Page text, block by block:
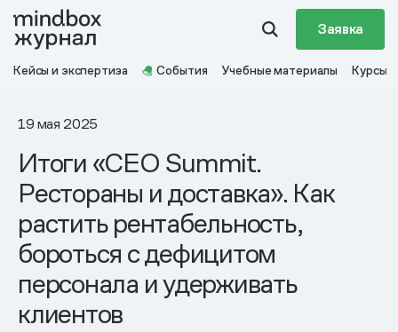
Заявка
Кейсы и экспертиза События Учебные материалы Курсы
19 мая 2025
Итоги «CEO Summit.
Рестораны и доставка». Как
растить рентабельность,
бороться с дефицитом
персонала и удерживать
клиентов